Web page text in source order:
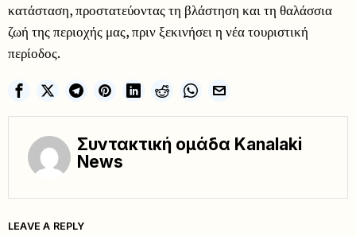
κατάσταση, προστατεύοντας τη βλάστηση και τη θαλάσσια
ζωή της περιοχής μας, πριν ξεκινήσει η νέα τουριστική
περίοδος.
Συντακτική ομάδα Kanalaki
News
LEAVE A REPLY